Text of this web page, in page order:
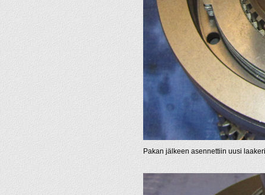
Pakan jälkeen asennettiin uusi